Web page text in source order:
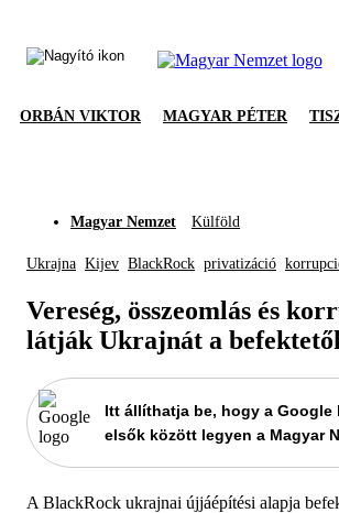
ORBÁN VIKTOR MAGYAR PÉTER
Magyar Nemzet Külföld
Ukrajna Kijev BlackRock privatizáció
Vereség, összeomlás és
látják Ukrajnát a
Itt állíthatja be, hogy a Google
elsők között legyen a Magyar
A BlackRock ukrajnai újjáépítési alapja